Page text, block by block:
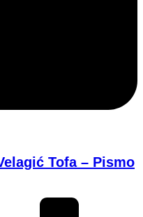
Tofa – Pismo